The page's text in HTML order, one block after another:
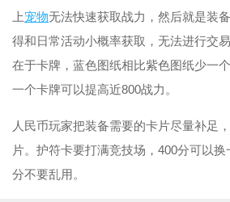
上宠物无法快速获取战力，然后就是装
得和日常活动小概率获取，无法进行交
在于卡牌，蓝色图纸相比紫色图纸少一
一个卡牌可以提高近800战力。
人民币玩家把装备需要的卡片尽量补足
片。护符卡要打满竞技场，400分可以
分不要乱用。